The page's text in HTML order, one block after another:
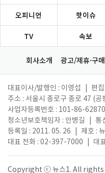
오피니언 핫이슈
TV 속보
회사소개 광고/제휴·구
대표이사/발행인 : 이영섭 편
주소 : 서울시 종로구 종로 47 (
사업자등록번호 : 101-86-62870
청소년보호책임자 : 안병길
통
등록일 : 2011. 05. 26
제호 :
대표 전화 : 02-397-7000
대
Copyright ⓒ 뉴스1. All rights